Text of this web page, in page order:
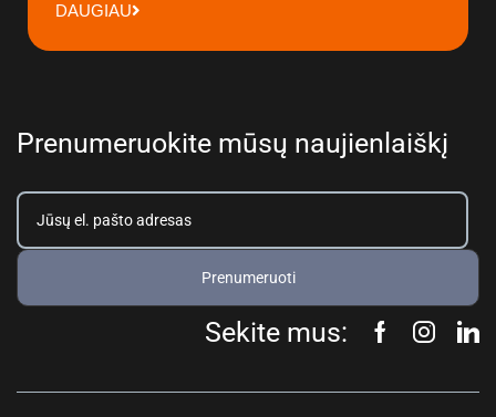
DAUGIAU
Prenumeruokite mūsų naujienlaiškį
Prenumeruoti
Sekite mus: